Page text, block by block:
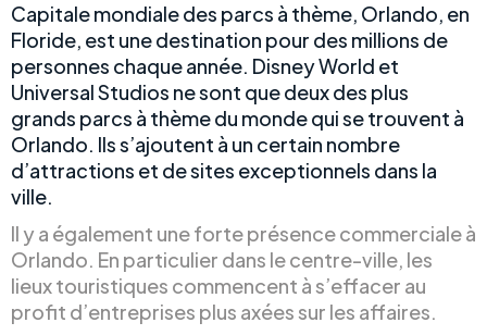
Capitale mondiale des parcs à thème, Orlando, en
Floride, est une destination pour des millions de
personnes chaque année. Disney World et
Universal Studios ne sont que deux des plus
grands parcs à thème du monde qui se trouvent à
Orlando. Ils s’ajoutent à un certain nombre
d’attractions et de sites exceptionnels dans la
ville.
Il y a également une forte présence commerciale à
Orlando. En particulier dans le centre-ville, les
lieux touristiques commencent à s’effacer au
profit d’entreprises plus axées sur les affaires.